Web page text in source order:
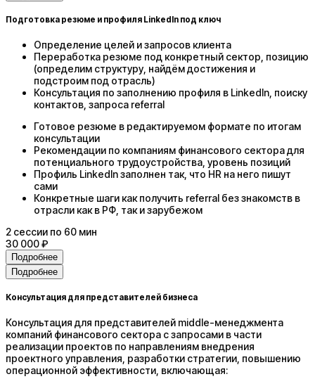
Подготовка резюме и профиля LinkedIn под ключ
Определение целей и запросов клиента
Переработка резюме под конкретный сектор, позицию
(определим структуру, найдём достижения и
подстроим под отрасль)
Консультация по заполнению профиля в LinkedIn, поиску
контактов, запроса referral
Готовое резюме в редактируемом формате по итогам
консультации
Рекомендации по компаниям финансового сектора для
потенциального трудоустройства, уровень позиций
Профиль LinkedIn заполнен так, что HR на него пишут
сами
Конкретные шаги как получить referral без знакомств в
отрасли как в РФ, так и зарубежом
2 сессии по 60 мин
30 000 ₽
Подробнее
Подробнее
Консультация для представителей бизнеса
Консультация для представителей middle-менеджмента
компаний финансового сектора с запросами в части
реализации проектов по направлениям внедрения
проектного управления, разработки стратегии, повышению
операционной эффективности, включающая: